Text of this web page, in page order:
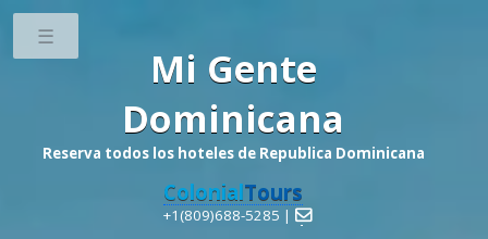
Mi Gente
Dominicana
Reserva todos los hoteles de Republica Dominicana
ColonialTours
+1(809)688-5285 | 